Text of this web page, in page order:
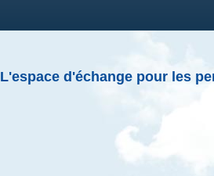
L'espace d'échange pour les